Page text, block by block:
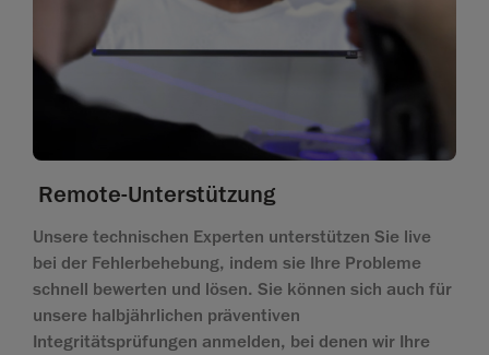
Remote-Unterstützung
Unsere technischen Experten unterstützen Sie live
bei der Fehlerbehebung, indem sie Ihre Probleme
schnell bewerten und lösen. Sie können sich auch für
unsere halbjährlichen präventiven
Integritätsprüfungen anmelden, bei denen wir Ihre